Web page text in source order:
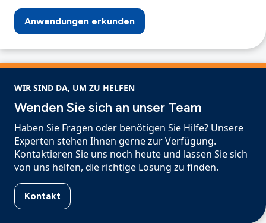
Anwendungen erkunden
WIR SIND DA, UM ZU HELFEN
Wenden Sie sich an unser Team
Haben Sie Fragen oder benötigen Sie Hilfe? Unsere
Experten stehen Ihnen gerne zur Verfügung.
Kontaktieren Sie uns noch heute und lassen Sie sich
von uns helfen, die richtige Lösung zu finden.
Kontakt